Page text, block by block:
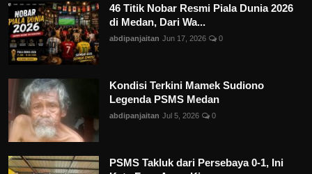
46 Titik Nobar Resmi Piala Dunia 2026
di Medan, Dari Wa...
abdipanjaitan Jun 17, 2026 0
Kondisi Terkini Mamek Sudiono
Legenda PSMS Medan
abdipanjaitan Jul 5, 2026 0
PSMS Takluk dari Persebaya 0-1, Ini